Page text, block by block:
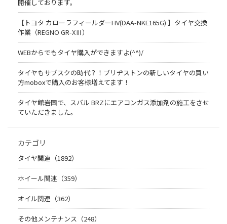
開催しております。
【トヨタ カローラフィールダーHV(DAA-NKE165G) 】タイヤ交換
作業（REGNO GR-XⅢ）
WEBからでもタイヤ購入ができますよ(^^)/
タイヤもサブスクの時代？！ブリヂストンの新しいタイヤの買い
方moboxで購入のお客様増えてます！
タイヤ館岩国で、スバル BRZにエアコンガス添加剤の施工をさせ
ていただきました。
カテゴリ
タイヤ関連（1892）
ホイール関連（359）
オイル関連（362）
その他メンテナンス（248）